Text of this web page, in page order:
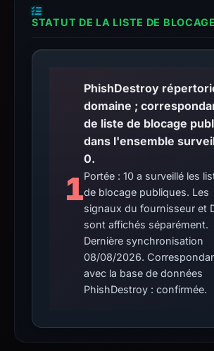
STATUT DE LA LISTE DE
1
PhishDestroy
domaine ;
de liste de blocage
dans l'ensemble
0.
Portée : 10 a surveillé les
de blocage publiques. Les
signaux du fournisseur et
sont affichés séparément.
Dernière synchronisation
08/08/2026.
avec la base de données
PhishDestroy : confirmée.